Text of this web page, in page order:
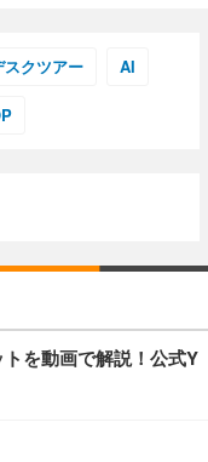
スクツアー AI
トを動画で解説！公式Y